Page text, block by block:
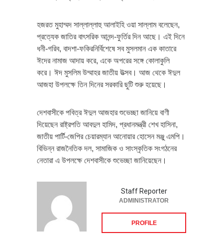
হজরত মুহাম্মদ সাল্লাল্লাহু আলাইহি ওয়া সাল্লাম বলেছেন,
প্রত্যেক জাতির বাৎসরিক আনন্দ-ফুর্তির দিন আছে। এই দিনে
ধনী-গরিব, বাদশা-ফকিরনির্বিশেষে সব মুসলমান এক কাতারে
ঈদের নামাজ আদায় করে, একে অপরের সঙ্গে কোলাকুলি
করে। ঈদ মুসলিম উম্মাহর জাতীয় উত্সব। আজ থেকে ঈদুল
আজহা উপলক্ষে তিন দিনের সরকারি ছুটি শুরু হয়েছে।
দেশবাসীকে পবিত্র ঈদুল আজহার শুভেচ্ছা জানিয়ে বাণী
দিয়েছেন রাষ্ট্রপতি আবদুল হামিদ, প্রধানমন্ত্রী শেখ হাসিনা,
জাতীয় পার্টি-জেপির চেয়ারম্যান আনোয়ার হোসেন মঞ্জু এমপি।
বিভিন্ন রাজনৈতিক দল, সামাজিক ও সাংস্কৃতিক সংগঠনের
নেতারা এ উপলক্ষে দেশবাসীকে শুভেচ্ছা জানিয়েছেন।
Staff Reporter
ADMINISTRATOR
PROFILE